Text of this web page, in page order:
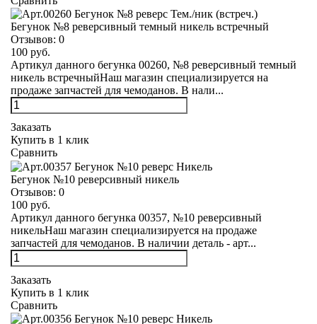
Бегунок №8 реверсивный темный никель встречный
Отзывов: 0
100 руб.
Артикул данного бегунка 00260, №8 реверсивный темный
никель встречныйНаш магазин специализируется на
продаже запчастей для чемоданов. В нали...
Заказать
Купить в 1 клик
Сравнить
Бегунок №10 реверсивный никель
Отзывов: 0
100 руб.
Артикул данного бегунка 00357, №10 реверсивный
никельНаш магазин специализируется на продаже
запчастей для чемоданов. В наличии деталь - арт...
Заказать
Купить в 1 клик
Сравнить